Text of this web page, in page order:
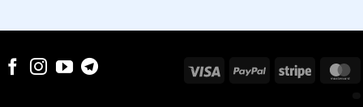
Visa PayPal Stripe